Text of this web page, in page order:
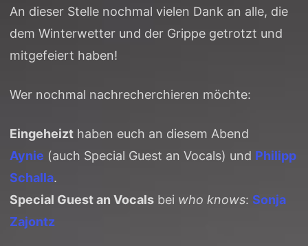
An dieser Stelle nochmal vielen Dank an alle, die
dem Winterwetter und der Grippe getrotzt und
mitgefeiert haben!
Wer nochmal nachrecherchieren möchte:
Eingeheizt haben euch an diesem Abend
Aynie (auch Special Guest an Vocals) und Philipp
Schalla.
Special Guest an Vocals bei who knows: Sonja
Zajontz